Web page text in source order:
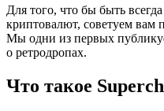
Для того, что бы быть
криптовалют, советуем вам
Мы одни из первых
о ретродропах.
Что такое